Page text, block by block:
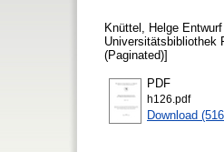
Knüttel, Helge
Universitätsbibliothek
(Paginated)]
PDF
h126.pdf
Download